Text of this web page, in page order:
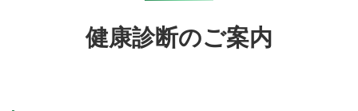
健康診断のご案内